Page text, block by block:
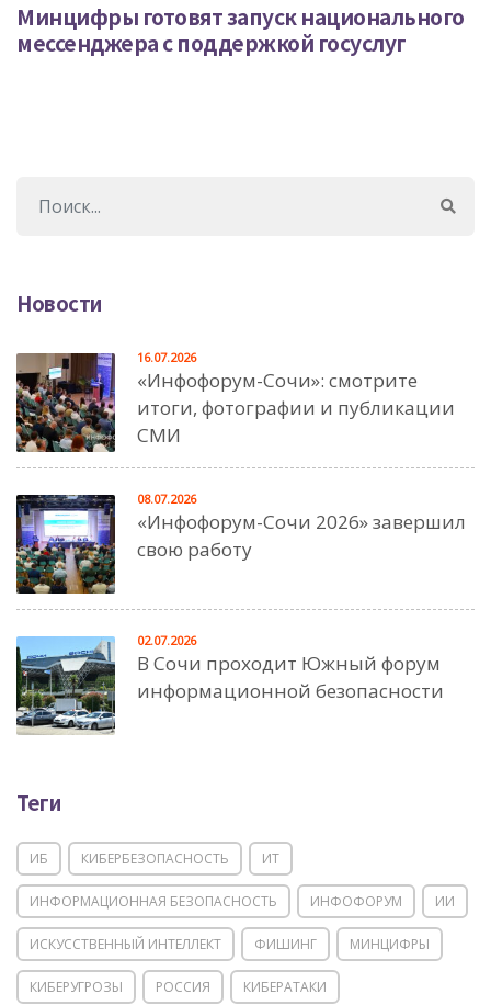
Минцифры готовят запуск национального
мессенджера с поддержкой госуслуг
Новости
«Инфофорум-Сочи»: смотрите
итоги, фотографии и публикации
СМИ
16.07.2026
«Инфофорум-Сочи 2026» завершил
свою работу
08.07.2026
В Сочи проходит Южный форум
информационной безопасности
02.07.2026
Теги
ИБ КИБЕРБЕЗОПАСНОСТЬ ИТ
ИНФОРМАЦИОННАЯ БЕЗОПАСНОСТЬ ИНФОФОРУМ ИИ
ИСКУССТВЕННЫЙ ИНТЕЛЛЕКТ ФИШИНГ МИНЦИФРЫ
КИБЕРУГРОЗЫ РОССИЯ КИБЕРАТАКИ